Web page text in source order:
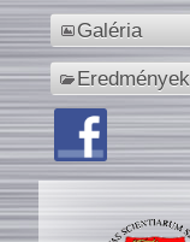
Galéria
Eredmények